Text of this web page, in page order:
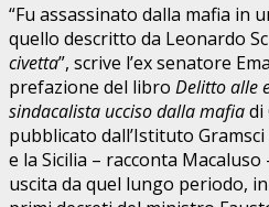
“Fu assassinato dalla mafia in
quello descritto da Leonardo
civetta”, scrive l’ex senatore
prefazione del libro Delitto alle
sindacalista ucciso dalla mafiadi
pubblicato dall’Istituto Gramsci
e la Sicilia – racconta
uscita da quel lungo periodo,